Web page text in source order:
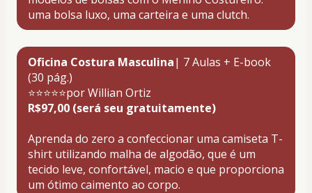
uma bolsa luxo, uma carteira e uma clutch.
Oficina Costura Masculina| 7 Aulas + E-book
(30 pág.)
⭐⭐⭐⭐⭐por Willian Ortiz
R$97,00 (será seu gratuitamente)
Aprenda do zero a confeccionar uma camiseta T-
shirt utilizando malha de algodão, que é um
tecido leve, confortável, macio e que proporciona
um ótimo caimento ao corpo.